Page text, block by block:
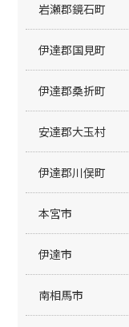
岩瀬郡鏡石町
伊達郡国見町
伊達郡桑折町
安達郡大玉村
伊達郡川俣町
本宮市
伊達市
南相馬市